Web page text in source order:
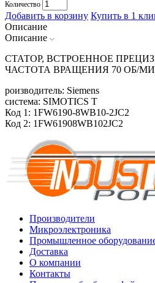
Количество
Добавить в корзину Купить в 1
Описание
Описание
СТАТОР, ВСТРОЕННОЕ
ЧАСТОТА ВРАЩЕНИЯ 70 ОБ/
роизводитель: Siemens
система: SIMOTICS T
Код 1: 1FW6190-8WB10-2JC2
Код 2: 1FW61908WB102JC2
Производители
Микроэлектроника
Промышленное
Доставка
О компании
Контакты